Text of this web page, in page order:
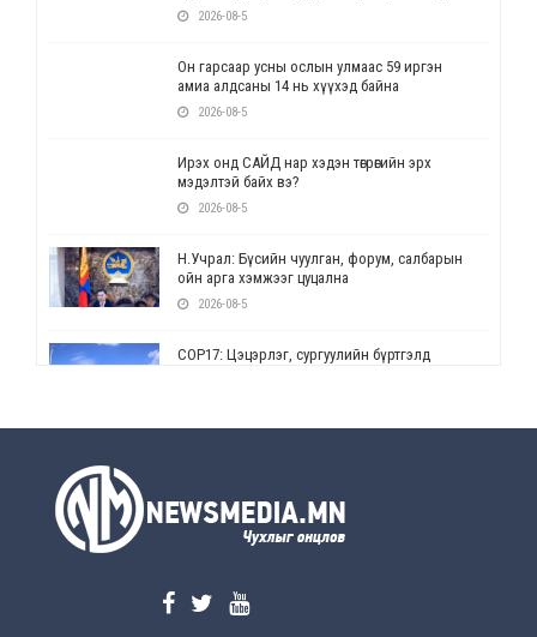
2026-08-5
Он гарсаар усны ослын улмаас 59 иргэн
амиа алдсаны 14 нь хүүхэд байна
2026-08-5
Ирэх онд САЙД нар хэдэн төгрөгийн эрх
мэдэлтэй байх вэ?
2026-08-5
Н.Учрал: Бүсийн чуулган, форум, салбарын
ойн арга хэмжээг цуцална
2026-08-5
СОР17: Цэцэрлэг, сургуулийн бүртгэлд
2026-08-5
2026-08-5